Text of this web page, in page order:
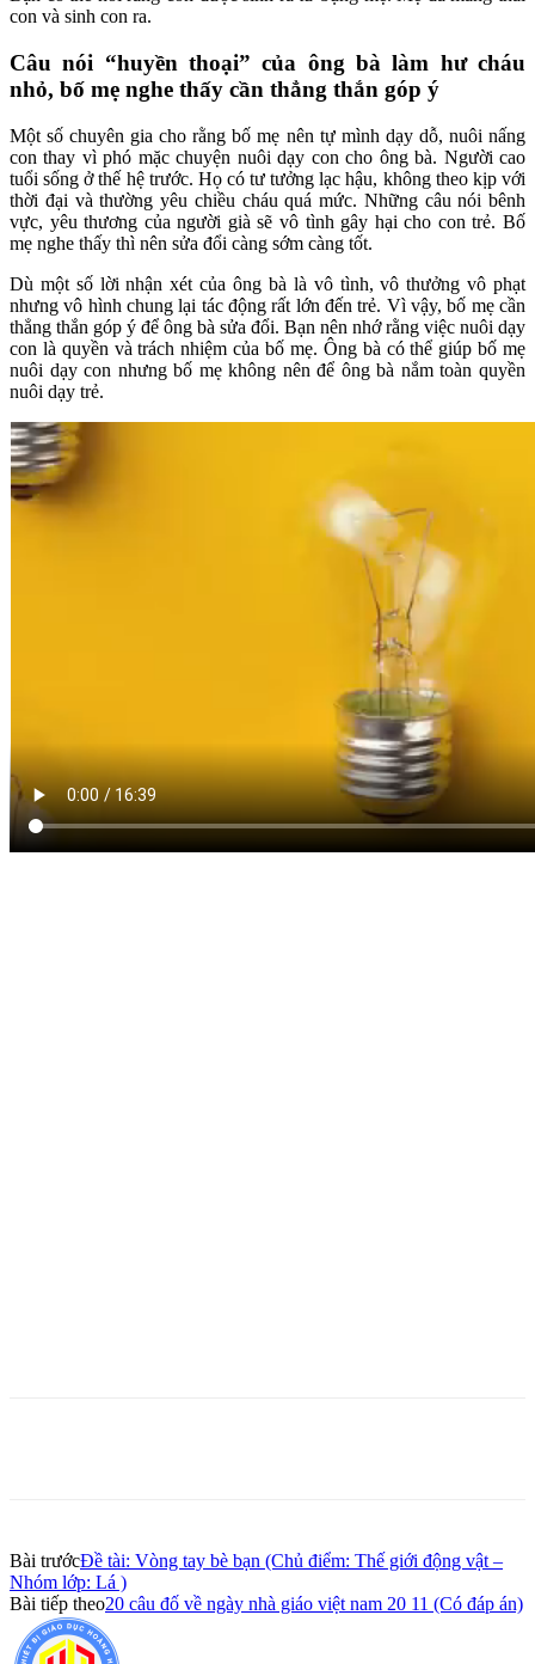
con và sinh con ra.
Câu nói “huyền thoại” của ông bà làm hư cháu
nhỏ, bố mẹ nghe thấy cần thẳng thắn góp ý
Một số chuyên gia cho rằng bố mẹ nên tự mình dạy dỗ, nuôi nấng
con thay vì phó mặc chuyện nuôi dạy con cho ông bà. Người cao
tuổi sống ở thế hệ trước. Họ có tư tưởng lạc hậu, không theo kịp với
thời đại và thường yêu chiều cháu quá mức. Những câu nói bênh
vực, yêu thương của người già sẽ vô tình gây hại cho con trẻ. Bố
mẹ nghe thấy thì nên sửa đổi càng sớm càng tốt.
Dù một số lời nhận xét của ông bà là vô tình, vô thưởng vô phạt
nhưng vô hình chung lại tác động rất lớn đến trẻ. Vì vậy, bố mẹ cần
thẳng thắn góp ý để ông bà sửa đổi. Bạn nên nhớ rằng việc nuôi dạy
con là quyền và trách nhiệm của bố mẹ. Ông bà có thể giúp bố mẹ
nuôi dạy con nhưng bố mẹ không nên để ông bà nắm toàn quyền
nuôi dạy trẻ.
Bài trướcĐề tài: Vòng tay bè bạn (Chủ điểm: Thế giới động vật –
Nhóm lớp: Lá )
Bài tiếp theo20 câu đố về ngày nhà giáo việt nam 20 11 (Có đáp án)